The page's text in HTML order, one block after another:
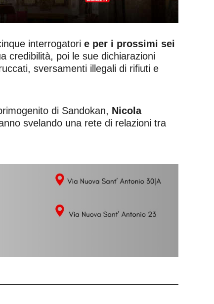
interrogatori e per i prossimi sei
credibilità, poi le sue dichiarazioni
sversamenti illegali di rifiuti e
di Sandokan, Nicola
svelando una rete di relazioni tra